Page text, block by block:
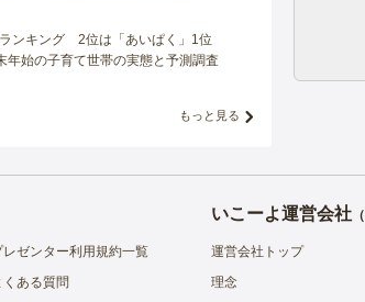
ンキング 2位は「あいぱく」1位
始の子育て世帯の実態と予測調査
もっと見る
レゼンター利用規約一覧
くある質問
いこーよ運営会社（
運営会社トップ
理念